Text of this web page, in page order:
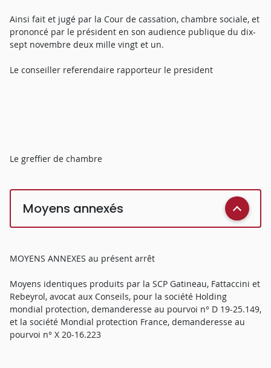
Ainsi fait et jugé par la Cour de cassation, chambre sociale, et
prononcé par le président en son audience publique du dix-
sept novembre deux mille vingt et un.
Le conseiller referendaire rapporteur le president
Le greffier de chambre
Moyens annexés
MOYENS ANNEXES au présent arrêt
Moyens identiques produits par la SCP Gatineau, Fattaccini et
Rebeyrol, avocat aux Conseils, pour la société Holding
mondial protection, demanderesse au pourvoi n° D 19-25.149,
et la société Mondial protection France, demanderesse au
pourvoi n° X 20-16.223